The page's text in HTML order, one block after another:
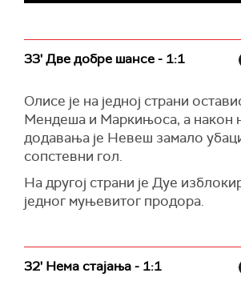
33' Две добре шансе - 1:1
Олисе је на једној страни
Мендеша и Маркињоса, а након
додавања је Невеш замало
сопстевни гол.
На другој страни је Дуе
једног муњевитог продора.
32' Нема стајања - 1:1